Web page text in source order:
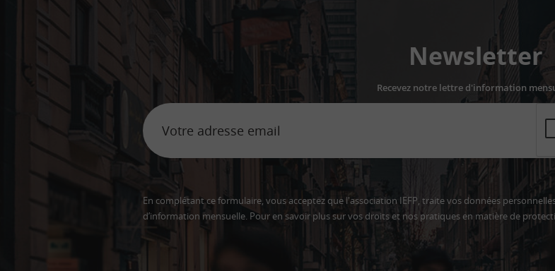
Newsletter
Recevez notre lettre d'information
En complétant ce formulaire, vous acceptez que l'association IEFP, traite vos données
d’information mensuelle. Pour en savoir plus sur vos droits et nos pratiques en matière de